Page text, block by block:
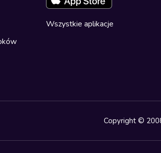
Wszystkie aplikacje
Copyright ©